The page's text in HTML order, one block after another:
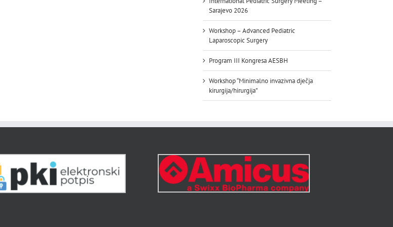
Sarajevo 2026
Workshop – Advanced Pediatric
Laparoscopic Surgery
Program III Kongresa AESBH
Workshop “Minimalno invazivna dječja
kirurgija/hirurgija”